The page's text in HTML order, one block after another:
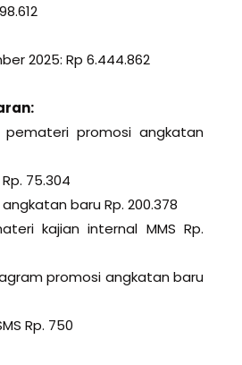
2025: Rp 6.444.862
promosi angkatan
75.304
baru Rp. 200.378
kajian internal MMS Rp.
promosi angkatan baru
Rp. 750